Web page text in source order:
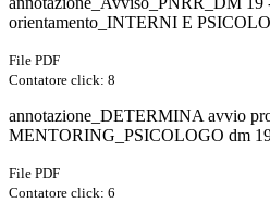
orientamento_INTERNI E
File PDF
Contatore click: 8
annotazione_DETERMINA avvio
MENTORING_PSICOLOGO dm
File PDF
Contatore click: 6